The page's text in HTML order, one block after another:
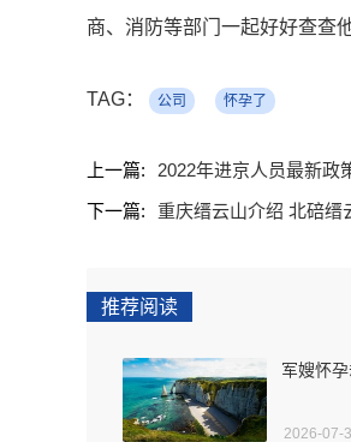
商、消防等部门一起好好查查
TAG： 公司 怀孕了
上一篇:
2022年进京人员最新政
下一篇:
重庆缙云山介绍 北碚缙
推荐阅读
军嫂怀
2026-07-